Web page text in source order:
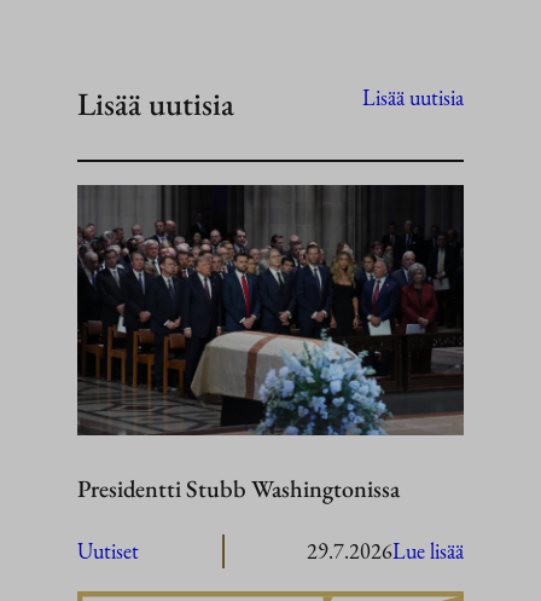
Lisää uutisia Lisää uutisia
Presidentti Stubb Washingtonissa
Uutiset 29.7.2026Lue lisää